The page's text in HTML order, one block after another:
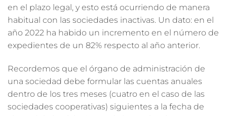
en el plazo legal, y esto está ocurriendo de manera
habitual con las sociedades inactivas. Un dato: en el
año 2022 ha habido un incremento en el número de
expedientes de un 82% respecto al año anterior.
Recordemos que el órgano de administración de
una sociedad debe formular las cuentas anuales
dentro de los tres meses (cuatro en el caso de las
sociedades cooperativas) siguientes a la fecha de